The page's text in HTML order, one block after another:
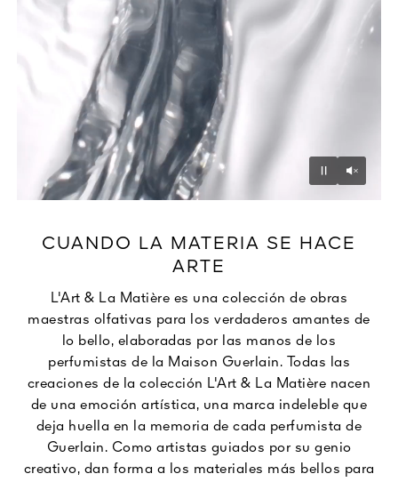
Pause
CUANDO LA MATERIA SE HACE
ARTE​
L'Art & La Matière es una colección de obras
maestras olfativas para los verdaderos amantes de
lo bello, elaboradas por las manos de los
perfumistas de la Maison Guerlain. Todas las
creaciones de la colección L'Art & La Matière nacen
de una emoción artística, una marca indeleble que
deja huella en la memoria de cada perfumista de
Guerlain. Como artistas guiados por su genio
creativo, dan forma a los materiales más bellos para